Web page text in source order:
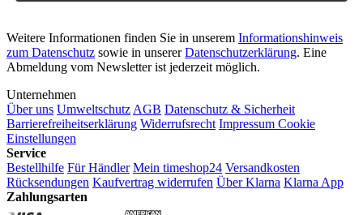
Weitere Informationen finden Sie in unserem Informationshinweis
zum Datenschutz sowie in unsererDatenschutzerklärung. Eine
Abmeldung vom Newsletter ist jederzeit möglich.
Unternehmen
Über uns Umweltschutz AGB Datenschutz & Sicherheit
Barrierefreiheitserklärung Widerrufsrecht Impressum Cookie
Einstellungen
Service
Bestellhilfe Für Händler Mein timeshop24 Versandkosten
Rücksendungen Kaufvertrag widerrufen Über Klarna Klarna App
Zahlungsarten